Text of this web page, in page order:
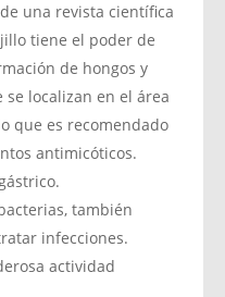
una revista científica
tiene el poder de
de hongos y
localizan en el área
que es recomendado
antimicóticos.
también
infecciones.
actividad